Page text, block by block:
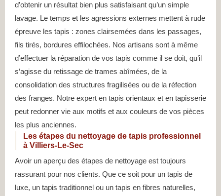
d’obtenir un résultat bien plus satisfaisant qu’un simple
lavage. Le temps et les agressions externes mettent à rude
épreuve les tapis : zones clairsemées dans les passages,
fils tirés, bordures effilochées. Nos artisans sont à même
d’effectuer la réparation de vos tapis comme il se doit, qu’il
s’agisse du retissage de trames abîmées, de la
consolidation des structures fragilisées ou de la réfection
des franges. Notre expert en tapis orientaux et en tapisserie
peut redonner vie aux motifs et aux couleurs de vos pièces
les plus anciennes.
Les étapes du nettoyage de tapis professionnel
à Villiers-Le-Sec
Avoir un aperçu des étapes de nettoyage est toujours
rassurant pour nos clients. Que ce soit pour un tapis de
luxe, un tapis traditionnel ou un tapis en fibres naturelles,